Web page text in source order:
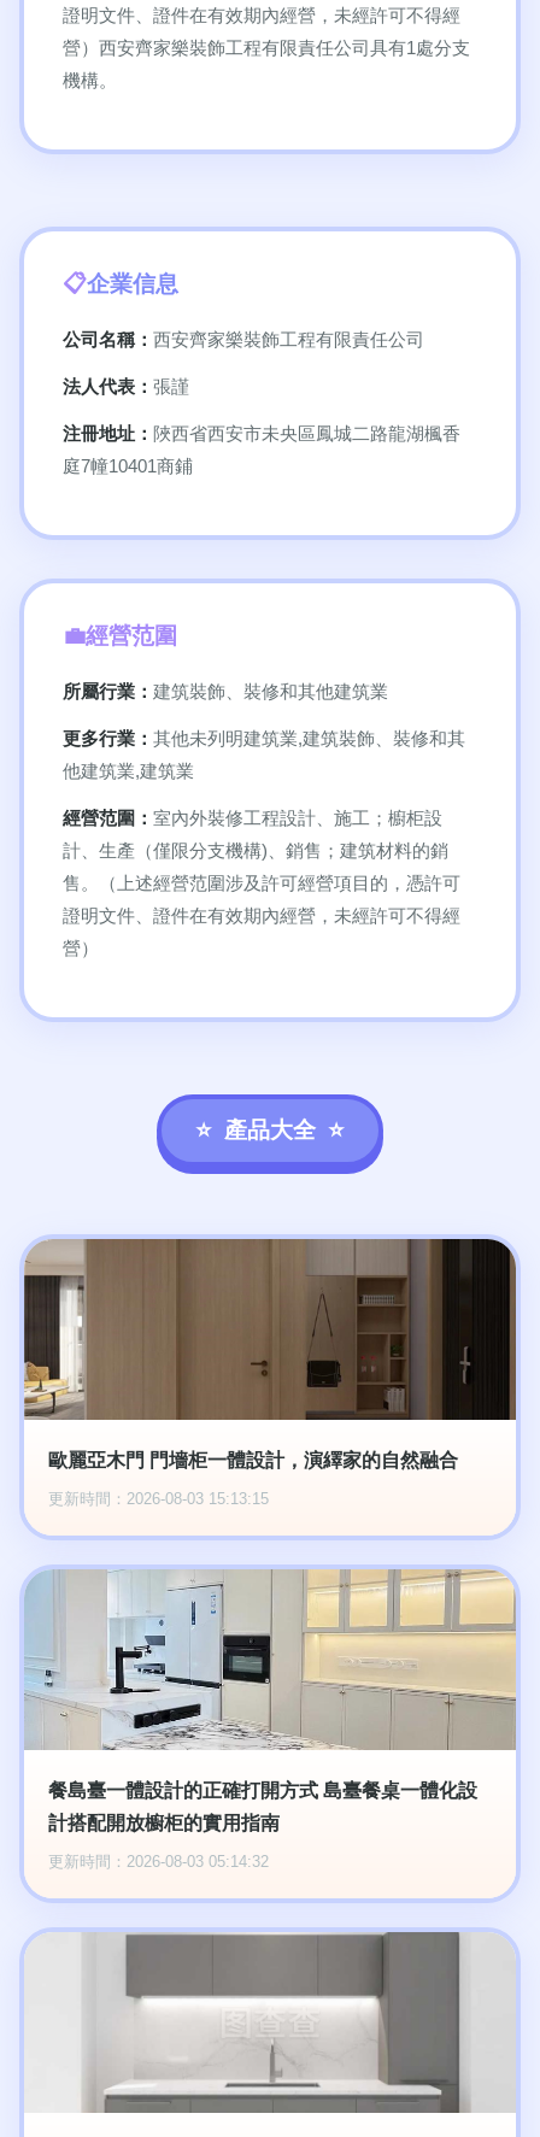
證明文件、證件在有效期內經營，未經許可不得經
營）西安齊家樂裝飾工程有限責任公司具有1處分支
機構。
企業信息
公司名稱： 西安齊家樂裝飾工程有限責任公司
法人代表： 張謹
注冊地址： 陜西省西安市未央區鳳城二路龍湖楓香
庭7幢10401商鋪
經營范圍
所屬行業： 建筑裝飾、裝修和其他建筑業
更多行業： 其他未列明建筑業,建筑裝飾、裝修和其
他建筑業,建筑業
經營范圍： 室內外裝修工程設計、施工；櫥柜設
計、生產（僅限分支機構)、銷售；建筑材料的銷
售。（上述經營范圍涉及許可經營項目的，憑許可
證明文件、證件在有效期內經營，未經許可不得經
營）
產品大全
歐麗亞木門 門墻柜一體設計，演繹家的自然融合
更新時間：2026-08-03 15:13:15
餐島臺一體設計的正確打開方式 島臺餐桌一體化設
計搭配開放櫥柜的實用指南
更新時間：2026-08-03 05:14:32